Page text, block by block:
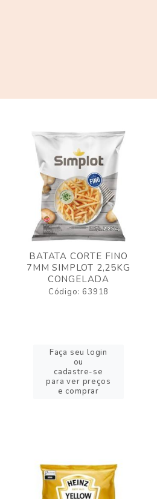
BATATA CORTE FINO
7MM SIMPLOT 2,25KG
CONGELADA
Código: 63918
Faça seu login
ou
cadastre-se
para ver preços
e comprar